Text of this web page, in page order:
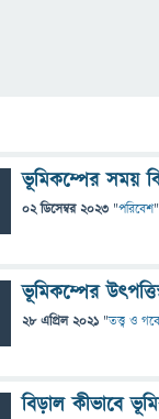
ভূমিকম্পের সময়
02 ডিসেম্বর 2023 "পরিবেশ
ভূমিকম্পের
28 এপ্রিল 2021 "তত্ত্ব ও
বিড়াল কীভাবে